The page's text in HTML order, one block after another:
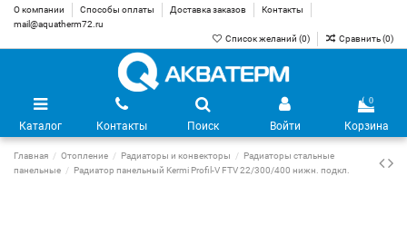
О компании Способы оплаты Доставка заказов
Контакты
mail@aquatherm72.ru
Список желаний (0) Сравнить (0)
Каталог Контакты Поиск Войти
0
Корзина
Главная Отопление Радиаторы и конвекторы
Радиаторы стальные
панельные
Радиатор панельный Kermi Profil-V FTV 22/300/400 нижн. подкл.